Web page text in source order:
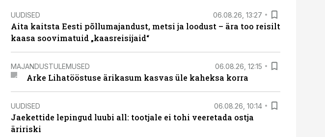
UUDISED 06.08.26, 13:27
Aita kaitsta Eesti põllumajandust, metsi ja loodust – ära too reisilt
kaasa soovimatuid „kaasreisijaid“
MAJANDUSTULEMUSED 06.08.26, 12:15
Arke Lihatööstuse ärikasum kasvas üle kaheksa korra
UUDISED 06.08.26, 10:14
Jaekettide lepingud luubi all: tootjale ei tohi veeretada ostja
äririski